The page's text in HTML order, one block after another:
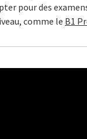
pour des
comme le B1